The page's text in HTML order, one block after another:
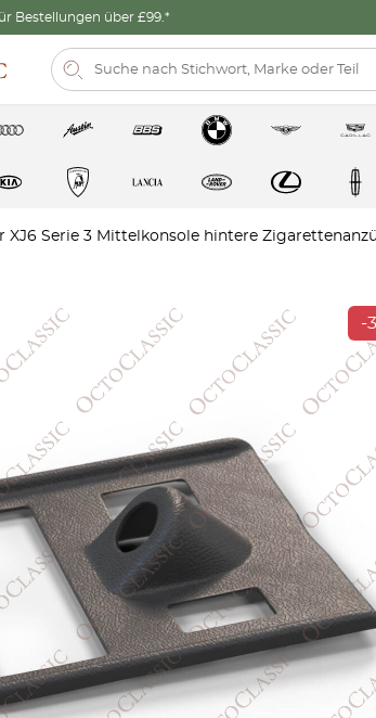
Bestellungen über £99.*
XJ6 Serie 3 Mittelkonsole hintere
-